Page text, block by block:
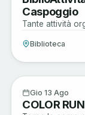
Caspoggio
Tante attività
Biblioteca
Musica e
Gio 13 Ago
COLOR RUN